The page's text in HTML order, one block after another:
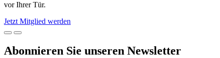
vor Ihrer Tür.
Jetzt Mitglied werden
Abonnieren Sie unseren Newsletter